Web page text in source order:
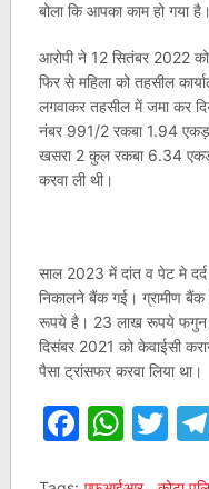
बोला कि आपका काम हो गया
आरोपी ने 12 सितंबर 2022
फिर से महिला को तहसील
लगवाकर तहसील में जमा कर
नंबर 991/2 रकबा 1.94
खसरा 2 कुल रकबा 6.34 एकड़
करवा ली थी।
साल 2023 में दांत व पेट मे
निकालने बैंक गई। ग्रामीण बैंक
रूपये है। 23 लाख रूपये फगुन
दिसंबर 2021 को केवाईसी
पैसा ट्रांसफर करवा लिया था।